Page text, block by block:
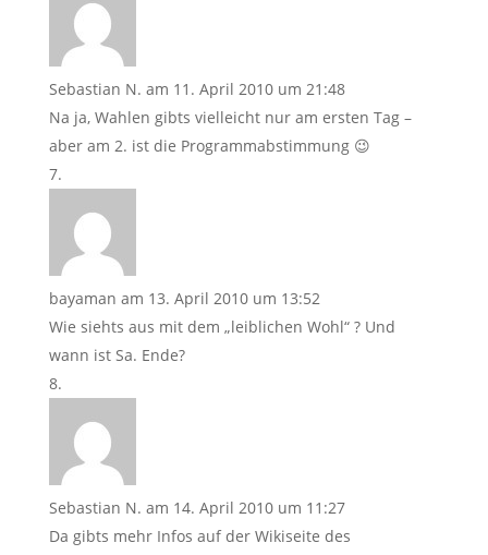
Sebastian N. am 11. April 2010 um 21:48
Na ja, Wahlen gibts vielleicht nur am ersten Tag –
aber am 2. ist die Programmabstimmung 😉
bayaman am 13. April 2010 um 13:52
Wie siehts aus mit dem „leiblichen Wohl“ ? Und
wann ist Sa. Ende?
Sebastian N. am 14. April 2010 um 11:27
Da gibts mehr Infos auf der Wikiseite des